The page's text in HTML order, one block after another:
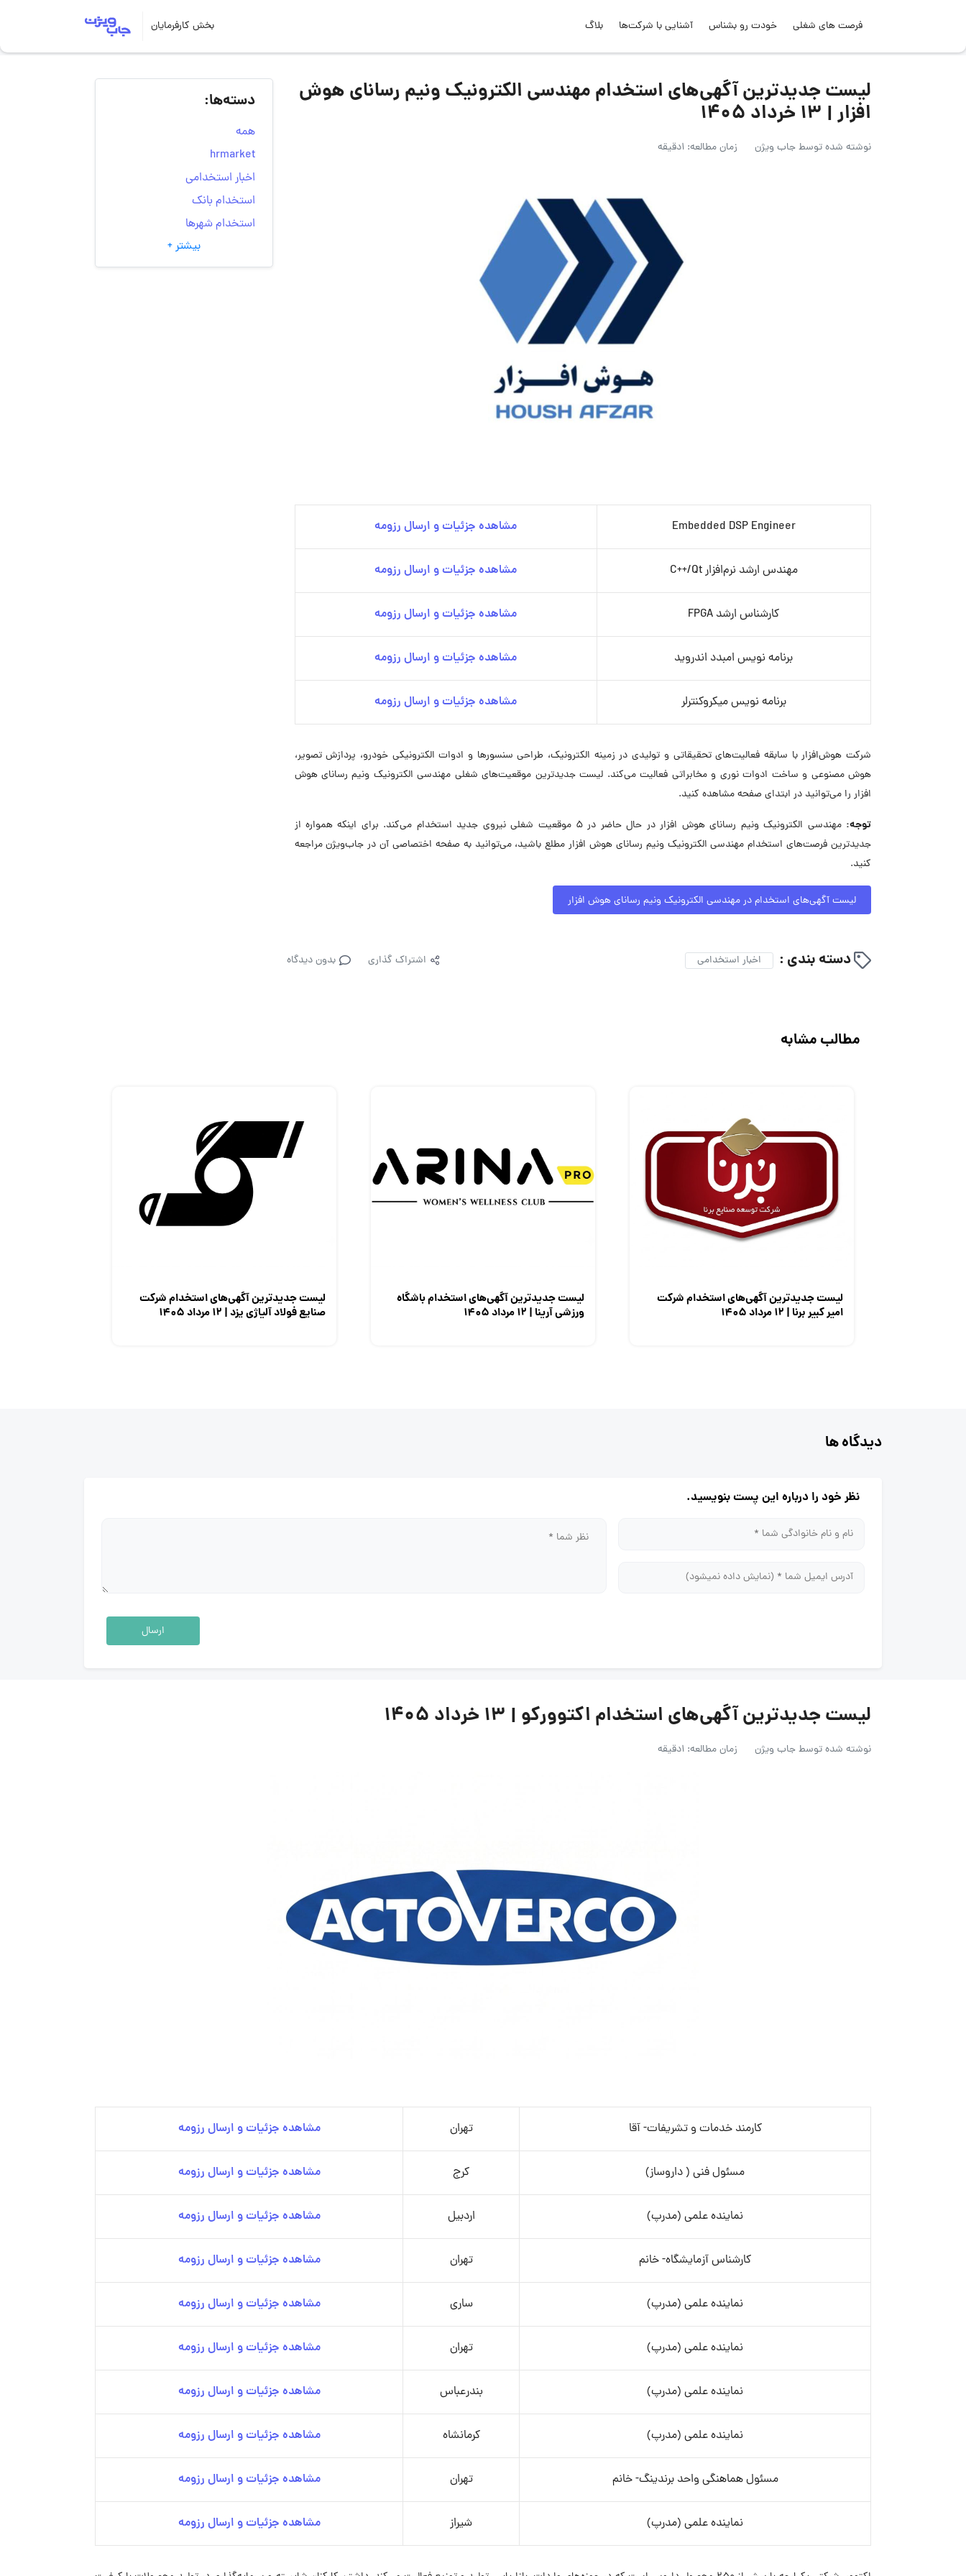
فرصت های شغلی خودت رو بشناس آشنایی با شرکت‌ها بلاگ بخش کارفرمایان
لیست جدیدترین آگهی‌های استخدام مهندسی الکترونیک ونیم رسانای هوش
افزار | ۱۳ خرداد ۱۴۰۵
نوشته شده توسطجاب ویژن زمان مطالعه: 1دقیقه
Embedded DSP Engineer مشاهده جزئیات و ارسال رزومه
مهندس ارشد نرم‌افزار C++/Qt مشاهده جزئیات و ارسال رزومه
کارشناس ارشد FPGA مشاهده جزئیات و ارسال رزومه
برنامه نویس امبدد اندروید مشاهده جزئیات و ارسال رزومه
برنامه نویس میکروکنترلر مشاهده جزئیات و ارسال رزومه
شرکت هوش‌افزار با سابقه فعالیت‌های تحقیقاتی و تولیدی در زمینه الکترونیک، طراحی سنسورها و ادوات الکترونیکی خودرو، پردازش تصویر،
هوش مصنوعی و ساخت ادوات نوری و مخابراتی فعالیت می‌کند. لیست جدیدترین موقعیت‌های شغلی مهندسی الکترونیک ونیم رسانای هوش
افزار را می‌توانید در ابتدای صفحه مشاهده کنید.
توجه:
مهندسی الکترونیک ونیم رسانای هوش افزار در حال حاضر در ۵ موقعیت شغلی نیروی جدید استخدام می‌کند. برای اینکه همواره از
جدیدترین فرصت‌های استخدام مهندسی الکترونیک ونیم رسانای هوش افزار مطلع باشید، می‌توانید به صفحه اختصاصی آن در جاب‌ویژن مراجعه
کنید.
لیست آگهی‌های استخدام در مهندسی الکترونیک ونیم رسانای هوش افزار
دسته بندی : اخبار استخدامی اشتراک گذاری بدون دیدگاه
دسته‌ها:
همه
hrmarket
اخبار استخدامی
استخدام بانک
استخدام شهرها
انتخاب مسیر شغلی
به‌روزرسانی‌های سایت
بیشتر +
مطالب مشابه
لیست جدیدترین آگهی‌های استخدام شرکت
امیر کبیر برنا | ۱۲ مرداد ۱۴۰۵
لیست جدیدترین آگهی‌های استخدام باشگاه
ورزشی آرینا | ۱۲ مرداد ۱۴۰۵
لیست جدیدترین آگهی‌های استخدام شرکت
صنایع فولاد آلیاژی یزد | ۱۲ مرداد ۱۴۰۵
دیدگاه ها
نظر خود را درباره این پست بنویسید.
ارسال
لیست جدیدترین آگهی‌های استخدام اکتوورکو | ۱۳ خرداد ۱۴۰۵
نوشته شده توسطجاب ویژن زمان مطالعه: 1دقیقه
کارمند خدمات و تشریفات- آقا تهران مشاهده جزئیات و ارسال رزومه
مسئول فنی ( داروساز) کرج مشاهده جزئیات و ارسال رزومه
نماینده علمی (مدرپ) اردبیل مشاهده جزئیات و ارسال رزومه
کارشناس آزمایشگاه- خانم تهران مشاهده جزئیات و ارسال رزومه
نماینده علمی (مدرپ) ساری مشاهده جزئیات و ارسال رزومه
نماینده علمی (مدرپ) تهران مشاهده جزئیات و ارسال رزومه
نماینده علمی (مدرپ) بندرعباس مشاهده جزئیات و ارسال رزومه
نماینده علمی (مدرپ) کرمانشاه مشاهده جزئیات و ارسال رزومه
مسئول هماهنگی واحد برندینگ- خانم تهران مشاهده جزئیات و ارسال رزومه
نماینده علمی (مدرپ) شیراز مشاهده جزئیات و ارسال رزومه